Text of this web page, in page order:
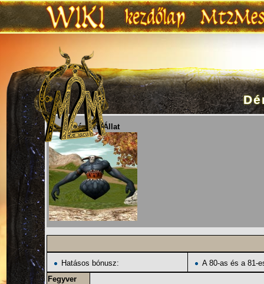
Ugrás:navigáció,keresés
Lv. 75 Démoni Állat
Hatásos bónusz:
A 80-as és a 81-
Fegyver